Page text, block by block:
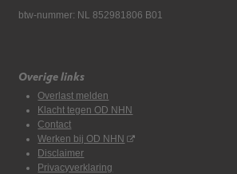
btw-nummer: NL 852981806 B01
Overige links
Overlast melden
Klacht tegen OD NHN
Contact
Werken bij OD NHN
Disclaimer
Privacyverklaring